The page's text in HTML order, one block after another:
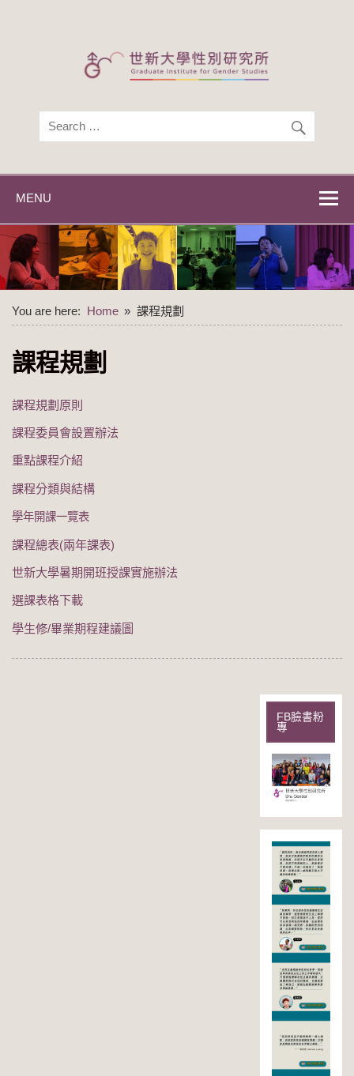
世新大學性別研
世新大學性別研究所
MENU
You are here: Home 課程規劃
課程規劃
課程規劃原則
課程委員會設置辦法
重點課程介紹
課程分類與結構
學年開課一覽表
課程總表(兩年課表)
世新大學暑期開班授課實施辦法
選課表格下載
學生修/畢業期程建議圖
FB臉書粉
專